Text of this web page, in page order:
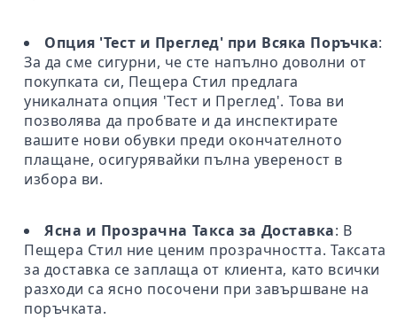
Опция 'Тест и Преглед' при Всяка Поръчка:
За да сме сигурни, че сте напълно доволни от
покупката си, Пещера Стил предлага
уникалната опция 'Тест и Преглед'. Това ви
позволява да пробвате и да инспектирате
вашите нови обувки преди окончателното
плащане, осигурявайки пълна увереност в
избора ви.
Ясна и Прозрачна Такса за Доставка: В
Пещера Стил ние ценим прозрачността. Таксата
за доставка се заплаща от клиента, като всички
разходи са ясно посочени при завършване на
поръчката.